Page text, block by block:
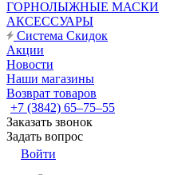
ГОРНОЛЫЖНЫЕ МАСКИ
АКСЕССУАРЫ
Система Скидок
Акции
Новости
Наши магазины
Возврат товаров
+7 (3842) 65–75–55
Заказать звонок
Задать вопрос
Войти